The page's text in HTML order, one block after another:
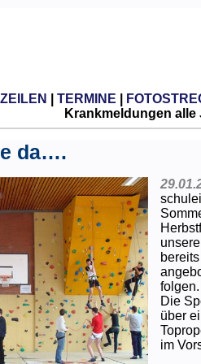
TERMINE
Krankmeldungen alle
da….
folgen.
Die
über
im